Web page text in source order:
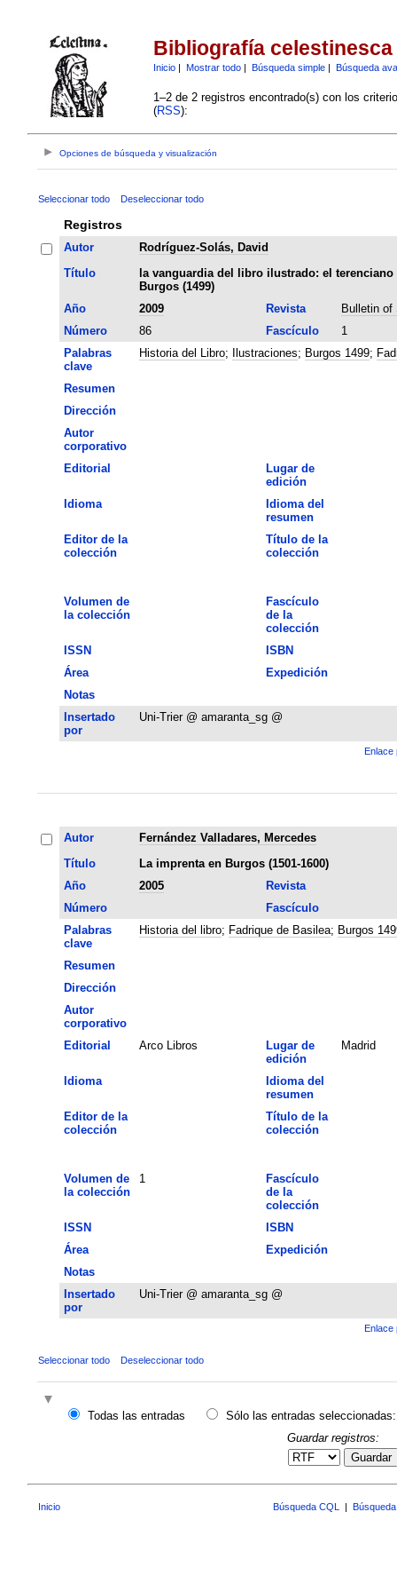
Bibliografía celestinesca
Inicio| Mostrar todo| Búsqueda simple| Búsqueda
1–2 de 2 registros encontrado(s) con los
(RSS):
Opciones de búsqueda y visualización
Seleccionar todo Deseleccionar todo
Registros
Autor
Rodríguez-Solás, David
Título
la vanguardia del libro ilustrado: el
Burgos (1499)
Año
2009 Revista
Bulletin of
Número
86 Fascículo
1
Palabras
clave
Historia del Libro; Ilustraciones; Burgos 1499;
Resumen
Dirección
Autor
corporativo
Editorial
Lugar de
edición
Idioma
Idioma del
resumen
Editor de la
colección
Título de la
colección
Volumen de
la colección
Fascículo
de la
colección
ISSN
ISBN
Área
Expedición
Notas
Insertado
por
Uni-Trier @ amaranta_sg @
Enlace
Autor
Fernández Valladares, Mercedes
Título
La imprenta en Burgos (1501-1600)
Año
2005
Revista
Número
Fascículo
Palabras
clave
Historia del libro; Fadrique de Basilea; Burgos
Resumen
Dirección
Autor
corporativo
Editorial
Arco Libros
Lugar de
edición
Madrid
Idioma
Idioma del
resumen
Editor de la
colección
Título de la
colección
Volumen de
la colección
1
Fascículo
de la
colección
ISSN
ISBN
Área
Expedición
Notas
Insertado
por
Uni-Trier @ amaranta_sg @
Enlace
Seleccionar todo Deseleccionar todo
Todas las entradas
Sólo las entradas seleccionadas:
Guardar registros:
Guardar
Inicio Búsqueda CQL